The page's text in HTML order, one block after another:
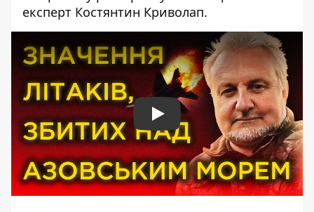
експерт Костянтин Криволап.
Play